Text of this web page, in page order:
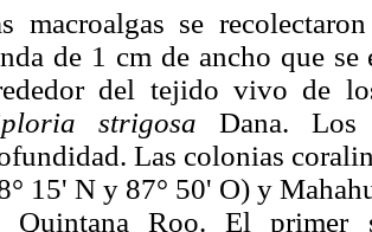
macroalgas se
de 1 cm de ancho que
del tejido vivo de
strigosa Dana.
Las colonias
15' N y 87° 50' O) y
Quintana Roo. El primer